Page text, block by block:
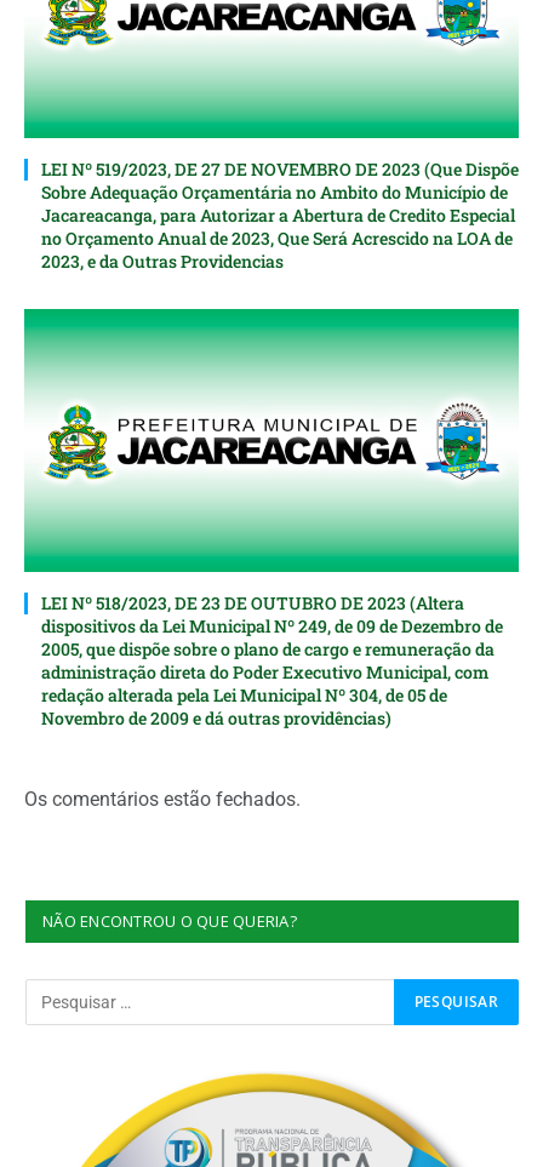
LEI Nº 519/2023, DE 27 DE NOVEMBRO DE 2023 (Que Dispõe
Sobre Adequação Orçamentária no Ambito do Município de
Jacareacanga, para Autorizar a Abertura de Credito Especial
nо Orçamento Anual de 2023, Que Será Acrescido na LOA de
2023, e da Outras Providencias
LEI Nº 518/2023, DE 23 DE OUTUBRO DE 2023 (Altera
dispositivos da Lei Municipal Nº 249, de 09 de Dezembro de
2005, que dispõe sobre o plano de cargo e remuneração da
administração direta do Poder Executivo Municipal, com
redação alterada pela Lei Municipal Nº 304, de 05 de
Novembro de 2009 e dá outras providências)
Os comentários estão fechados.
NÃO ENCONTROU O QUE QUERIA?